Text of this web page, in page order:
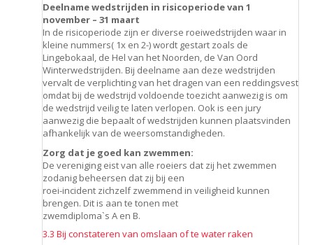
Deelname wedstrijden in risicoperiode van 1
november – 31 maart
In de risicoperiode zijn er diverse roeiwedstrijden waar in
kleine nummers( 1x en 2-) wordt gestart zoals de
Lingebokaal, de Hel van het Noorden, de Van Oord
Winterwedstrijden. Bij deelname aan deze wedstrijden
vervalt de verplichting van het dragen van een reddingsvest
omdat bij de wedstrijd voldoende toezicht aanwezig is om
de wedstrijd veilig te laten verlopen. Ook is een jury
aanwezig die bepaalt of wedstrijden kunnen plaatsvinden
afhankelijk van de weersomstandigheden.
Zorg dat je goed kan zwemmen:
De vereniging eist van alle roeiers dat zij het zwemmen
zodanig beheersen dat zij bij een
roei-incident zichzelf zwemmend in veiligheid kunnen
brengen. Dit is aan te tonen met
zwemdiploma`s A en B.
3.3 Bij constateren van omslaan of te water raken